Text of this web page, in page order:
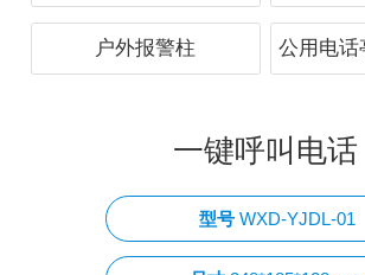
户外报警柱
一键呼叫电话
型号 WXD-YJDL-01